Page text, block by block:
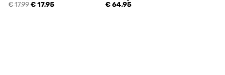
€ 17,99€ 17,95 € 64,95